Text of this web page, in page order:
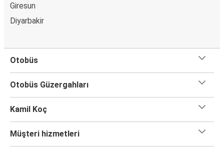
Bingöl
Tirebolu
Elazığ
Giresun
Diyarbakir
Otobüs
Otobüs Güzergahları
Kamil Koç
Müşteri hizmetleri